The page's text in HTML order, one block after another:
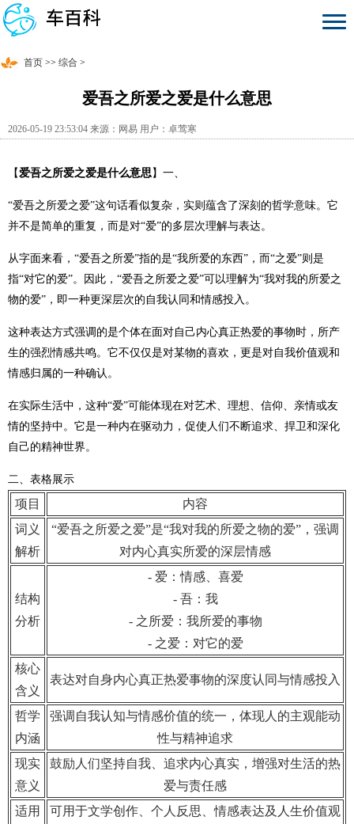
首页 >> 综合 >
爱吾之所爱之爱是什么意思
2026-05-19 23:53:04 来源：网易 用户：卓莺寒
【爱吾之所爱之爱是什么意思】一、
“爱吾之所爱之爱”这句话看似复杂，实则蕴含了深刻的哲学意味。它
并不是简单的重复，而是对“爱”的多层次理解与表达。
从字面来看，“爱吾之所爱”指的是“我所爱的东西”，而“之爱”则是
指“对它的爱”。因此，“爱吾之所爱之爱”可以理解为“我对我的所爱之
物的爱”，即一种更深层次的自我认同和情感投入。
这种表达方式强调的是个体在面对自己内心真正热爱的事物时，所产
生的强烈情感共鸣。它不仅仅是对某物的喜欢，更是对自我价值观和
情感归属的一种确认。
在实际生活中，这种“爱”可能体现在对艺术、理想、信仰、亲情或友
情的坚持中。它是一种内在驱动力，促使人们不断追求、捍卫和深化
自己的精神世界。
二、表格展示
项目
内容
词义
解析
“爱吾之所爱之爱”是“我对我的所爱之物的爱”，强调
对内心真实所爱的深层情感
结构
分析
- 爱：情感、喜爱
- 吾：我
- 之所爱：我所爱的事物
- 之爱：对它的爱
核心
含义
表达对自身内心真正热爱事物的深度认同与情感投入
哲学
内涵
强调自我认知与情感价值的统一，体现人的主观能动
性与精神追求
现实
意义
鼓励人们坚持自我、追求内心真实，增强对生活的热
爱与责任感
适用
可用于文学创作、个人反思、情感表达及人生价值观